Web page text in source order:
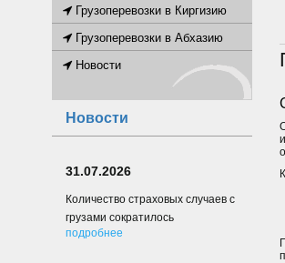
Грузоперевозки в Киргизию
Грузоперевозки в Абхазию
Новости
Новости
31.07.2026
Количество страховых случаев с
грузами сократилось
подробнее